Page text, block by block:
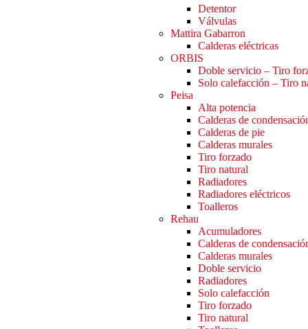
Detentor
Válvulas
Mattira Gabarron
Calderas eléctricas
ORBIS
Doble servicio – Tiro
Solo calefacción – Tiro
Peisa
Alta potencia
Calderas de
Calderas de pie
Calderas murales
Tiro forzado
Tiro natural
Radiadores
Radiadores eléctricos
Toalleros
Rehau
Acumuladores
Calderas de
Calderas murales
Doble servicio
Radiadores
Solo calefacción
Tiro forzado
Tiro natural